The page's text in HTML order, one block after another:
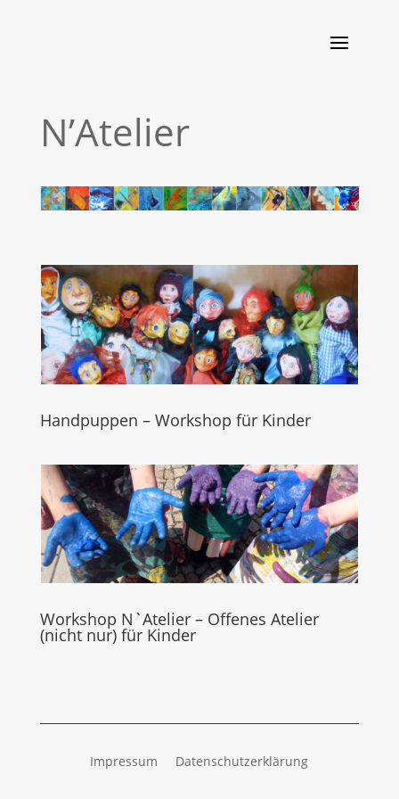
N’Atelier
Handpuppen – Workshop für Kinder
Workshop N`Atelier – Offenes Atelier
(nicht nur) für Kinder
Impressum Datenschutzerklärung